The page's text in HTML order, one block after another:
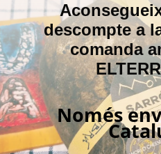
descompte a
comanda
Només